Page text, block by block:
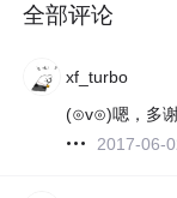
全部评论
xf_turbo
(⊙v⊙)嗯，多
2017-06-